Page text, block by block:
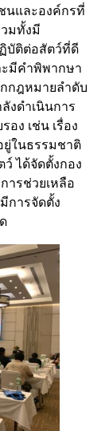
นและองค์กรที่
มทั้งมี
บัติต่อสัตว์ที่ดี
มีคำพิพากษา
กฎหมายลำดับ
งดำเนินการ
อง เช่น เรื่อง
ยู่ในธรรมชาติ
ได้จัดตั้งกอง
ารช่วยเหลือ
การจัดตั้ง